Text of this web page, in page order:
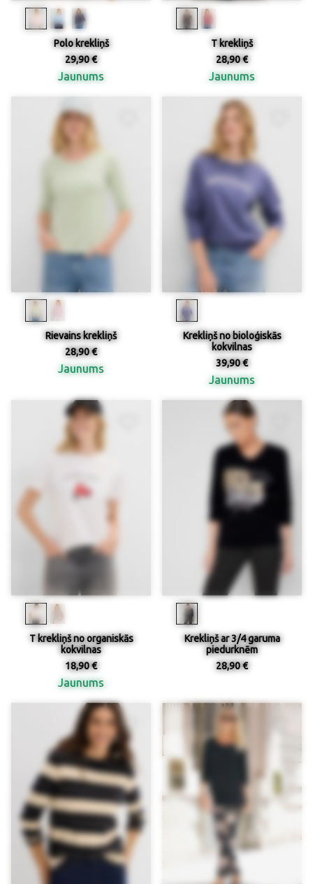
Polo krekliņš
29,90 €
Jaunums
T krekliņš
28,90 €
Jaunums
Rievains krekliņš
28,90 €
Jaunums
Krekliņš no bioloģiskās
kokvilnas
39,90 €
Jaunums
T krekliņš no organiskās
kokvilnas
18,90 €
Jaunums
Krekliņš ar 3/4 garuma
piedurknēm
28,90 €